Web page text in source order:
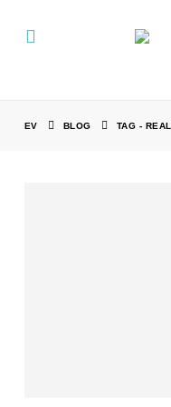
EV BLOG TAG -